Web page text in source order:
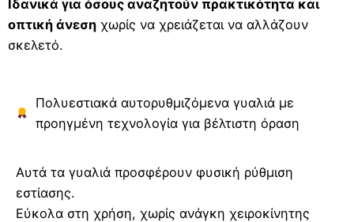
Ιδανικά για όσους αναζητούν πρακτικότητα και
οπτική άνεση χωρίς να χρειάζεται να αλλάζουν
σκελετό.
Πολυεστιακά αυτορυθμιζόμενα γυαλιά με
προηγμένη τεχνολογία για βέλτιστη όραση
Αυτά τα γυαλιά προσφέρουν φυσική ρύθμιση
εστίασης.
Εύκολα στη χρήση, χωρίς ανάγκη χειροκίνητης